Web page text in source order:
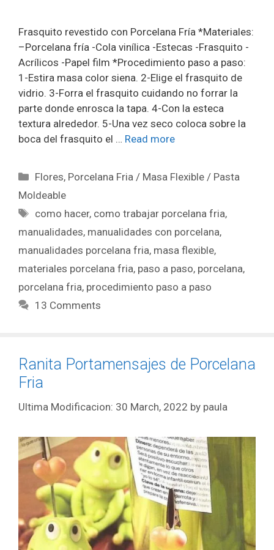
Frasquito revestido con Porcelana Fría *Materiales:
–Porcelana fría -Cola vinílica -Estecas -Frasquito -
Acrílicos -Papel film *Procedimiento paso a paso:
1-Estira masa color siena. 2-Elige el frasquito de
vidrio. 3-Forra el frasquito cuidando no forrar la
parte donde enrosca la tapa. 4-Con la esteca
textura alrededor. 5-Una vez seco coloca sobre la
boca del frasquito el … Read more
Flores, Porcelana Fria / Masa Flexible / Pasta
Moldeable
como hacer, como trabajar porcelana fria,
manualidades, manualidades con porcelana,
manualidades porcelana fria, masa flexible,
materiales porcelana fria, paso a paso, porcelana,
porcelana fria, procedimiento paso a paso
13 Comments
Ranita Portamensajes de Porcelana
Fria
30 March, 2022 by paula